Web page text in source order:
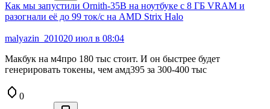
Как мы запустили Ornith‑35B на ноутбуке с 8 ГБ VRAM и
разогнали её до 99 ток/с на AMD Strix Halo
malyazin_201020 июл в 08:04
Макбук на м4про 180 тыс стоит. И он быстрее будет
генерировать токены, чем амд395 за 300-400 тыс
0